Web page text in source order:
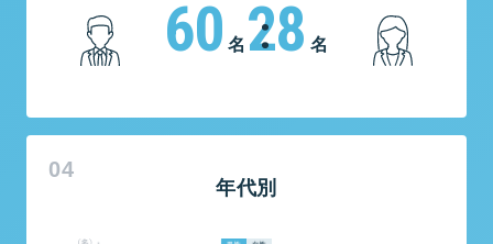
60 名 28 名
年代別